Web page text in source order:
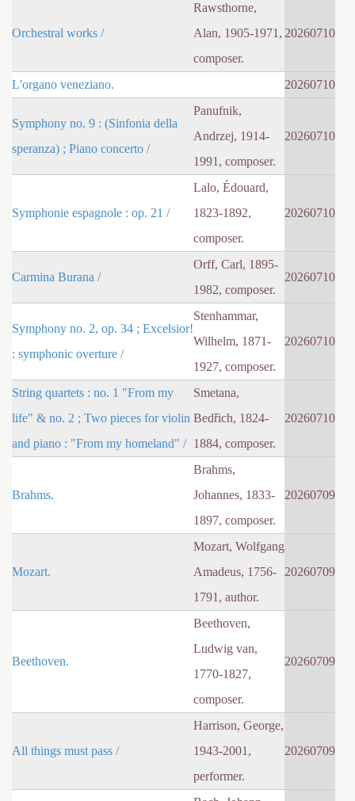
Orchestral works /
Rawsthorne,
Alan, 1905-1971,
composer.
20260710
L'organo veneziano. 20260710
Symphony no. 9 : (Sinfonia della
speranza) ; Piano concerto /
Panufnik,
Andrzej, 1914-
1991, composer.
20260710
Symphonie espagnole : op. 21 /
Lalo, Édouard,
1823-1892,
composer.
20260710
Carmina Burana /
Orff, Carl, 1895-
1982, composer.
20260710
Symphony no. 2, op. 34 ; Excelsior!
: symphonic overture /
Stenhammar,
Wilhelm, 1871-
1927, composer.
20260710
String quartets : no. 1 "From my
life" & no. 2 ; Two pieces for violin
and piano : "From my homeland" /
Smetana,
Bedřich, 1824-
1884, composer.
20260710
Brahms.
Brahms,
Johannes, 1833-
1897, composer.
20260709
Mozart.
Mozart, Wolfgang
Amadeus, 1756-
1791, author.
20260709
Beethoven.
Beethoven,
Ludwig van,
1770-1827,
composer.
20260709
All things must pass /
Harrison, George,
1943-2001,
performer.
20260709